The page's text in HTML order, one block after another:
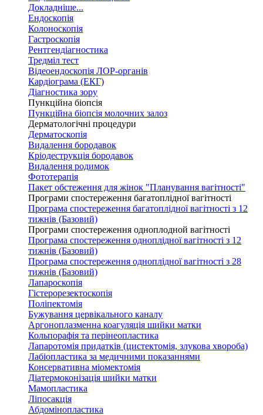
Докладніше...
Ендоскопія
Колоноскопія
Гастроскопія
Рентгендіагностика
Тредміл тест
Відеоендоскопія ЛОР-органів
Кардіограма (ЕКГ)
Діагностика зору
Пункційна біопсія
Пункційна біопсія молочних залоз
Дерматологічні процедури
Дерматоскопія
Видалення бородавок
Кріодеструкція бородавок
Видалення родимок
Фототерапія
Пакет обстеження для жінок "Планування вагітності"
Програми спостереження багатоплідної вагітності
Програма спостереження багатоплідної вагітності з 12
тижнів (Базовий)
Програми спостереження одноплодной вагітності
Програма спостереження одноплідної вагітності з 12
тижнів (Базовий)
Програма спостереження одноплідної вагітності з 28
тижнів (Базовий)
Лапароскопія
Гістерорезектоскопія
Поліпектомія
Бужування цервікального каналу
Аргоноплазменна коагуляція шийки матки
Кольпорафія та перінеопластика
Лапаротомія придатків (цистектомія, злукова хвороба)
Лабіопластика за медичними показаннями
Консервативна міомектомія
Діатермоконізація шийки матки
Мамопластика
Ліпосакція
Абдомінопластика